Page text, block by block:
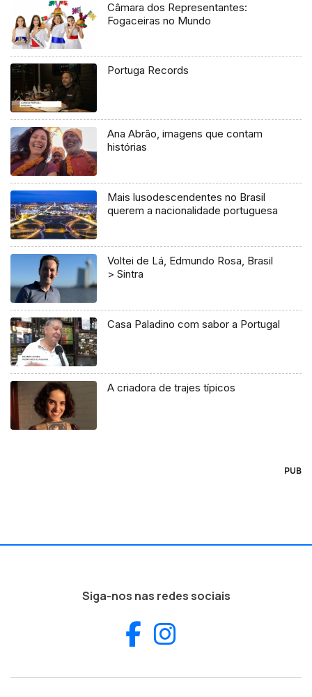
Câmara dos Representantes:
Fogaceiras no Mundo
Portuga Records
Ana Abrão, imagens que contam
histórias
Mais lusodescendentes no Brasil
querem a nacionalidade portuguesa
Voltei de Lá, Edmundo Rosa, Brasil
> Sintra
Casa Paladino com sabor a Portugal
A criadora de trajes típicos
PUB
Siga-nos nas redes sociais
Facebook